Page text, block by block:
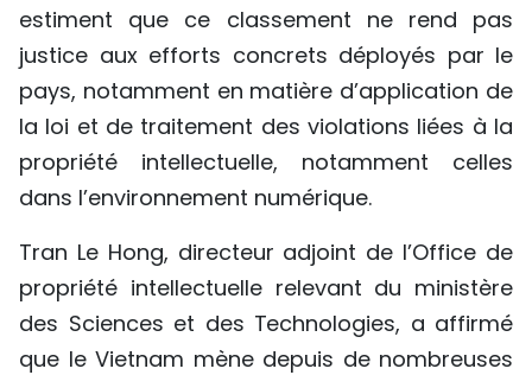
estiment que ce classement ne rend pas
justice aux efforts concrets déployés par le
pays, notamment en matière d’application de
la loi et de traitement des violations liées à la
propriété intellectuelle, notamment celles
dans l’environnement numérique.
Tran Le Hong, directeur adjoint de l’Office de
propriété intellectuelle relevant du ministère
des Sciences et des Technologies, a affirmé
que le Vietnam mène depuis de nombreuses